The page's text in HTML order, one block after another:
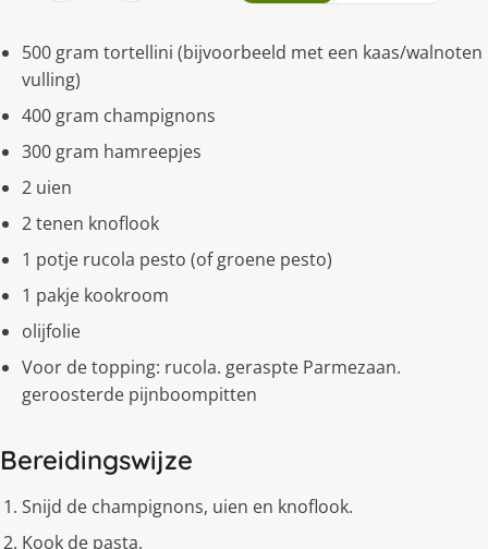
500 gram tortellini (bijvoorbeeld met een kaas/walnoten
vulling)
400 gram champignons
300 gram hamreepjes
2 uien
2 tenen knoflook
1 potje rucola pesto (of groene pesto)
1 pakje kookroom
olijfolie
Voor de topping: rucola. geraspte Parmezaan.
geroosterde pijnboompitten
Bereidingswijze
Snijd de champignons, uien en knoflook.
Kook de pasta.